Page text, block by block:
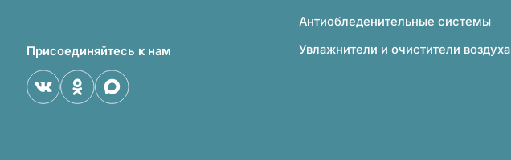
Присоединяйтесь к нам
Антиобледенительные системы
Увлажнители и очистители воздуха